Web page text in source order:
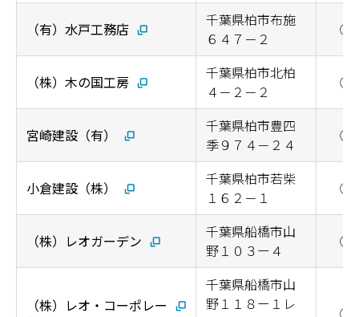
（有）水戸工務店
千葉県柏市布施
６４７－２
◯
（株）木の国工房
千葉県柏市北柏
４－２－２
◯
宮崎建設（有）
千葉県柏市豊四
季９７４－２４
◯
小倉建設（株）
千葉県柏市若柴
１６２－１
◯
（株）レオガーデン
千葉県船橋市山
野１０３ー４
◯
（株）レオ・コーポレー
千葉県船橋市山
野１１８ー１レ
◯